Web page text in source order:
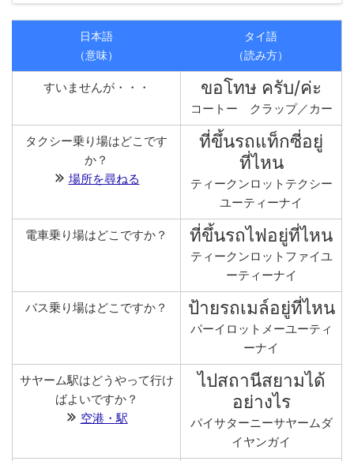
日本語
（意味）
タイ語
（読み方）
すいませんが・・・ ขอโทษ ครับ/ค่ะ
コートー クラップ／カー
タクシー乗り場はどこです
か？
場所を尋ねる
ที่ขึ้นรถแท็กซี่อยู่
ที่ไหน
ティークンロットテクシー
ユーティーナイ
電車乗り場はどこですか？ ที่ขึ้นรถไฟอยู่ที่ไหน
ティークンロットファイユ
ーティーナイ
バス乗り場はどこですか？ ป้ายรถเมล์อยู่ที่ไหน
パーイロットメーユーティ
ーナイ
サヤーム駅はどうやって行け
ばよいですか？
空港・駅
ไปสถานีสยามได้
อย่างไร
パイサターニーサヤームダ
イヤンガイ